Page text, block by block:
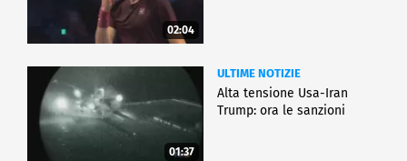
02:04
01:37
ULTIME NOTIZIE
Alta tensione Usa-Iran
Trump: ora le sanzioni